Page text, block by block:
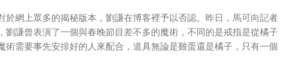
於網上眾多的揭秘版本，劉謙在博客裡予以否認。昨日，馬可向記者
劉謙曾表演了一個與春晚節目差不多的魔術，不同的是戒指是從橘子
術需要事先安排好的人來配合，道具無論是雞蛋還是橘子，只有一個